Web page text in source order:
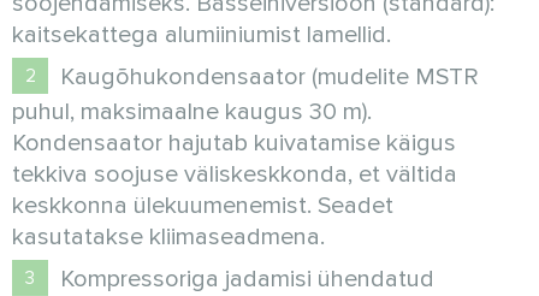
kaitsekattega alumiiniumist lamellid.
Kaugõhukondensaator (mudelite MSTR
puhul, maksimaalne kaugus 30 m).
Kondensaator hajutab kuivatamise käigus
tekkiva soojuse väliskeskkonda, et vältida
keskkonna ülekuumenemist. Seadet
kasutatakse kliimaseadmena.
Kompressoriga jadamisi ühendatud